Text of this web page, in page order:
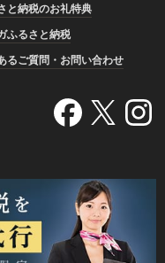
と納税のお礼特典
ふるさと納税
るご質問・お問い合わせ